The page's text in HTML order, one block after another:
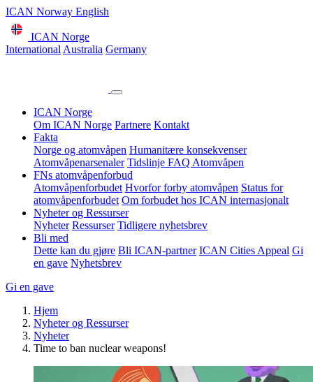
ICAN Norway English
ICAN Norge
International Australia Germany
ICAN Norge
Om ICAN Norge Partnere Kontakt
Fakta
Norge og atomvåpen Humanitære konsekvenser
Atomvåpenarsenaler Tidslinje FAQ Atomvåpen
FNs atomvåpenforbud
Atomvåpenforbudet Hvorfor forby atomvåpen Status for
atomvåpenforbudet Om forbudet hos ICAN internasjonalt
Nyheter og Ressurser
Nyheter Ressurser Tidligere nyhetsbrev
Bli med
Dette kan du gjøre Bli ICAN-partner ICAN Cities Appeal Gi
en gave Nyhetsbrev
Gi en gave
Hjem
Nyheter og Ressurser
Nyheter
Time to ban nuclear weapons!